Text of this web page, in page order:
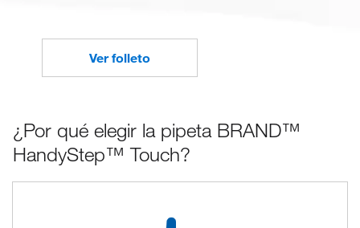
Ver folleto
¿Por qué elegir la pipeta BRAND™
HandyStep™ Touch?